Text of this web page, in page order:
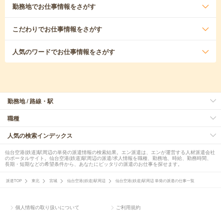
勤務地でお仕事情報をさがす
こだわりでお仕事情報をさがす
人気のワードでお仕事情報をさがす
勤務地 / 路線・駅
職種
人気の検索インデックス
仙台空港(鉄道)駅周辺の単発の派遣情報の検索結果。エン派遣は、エンが運営する人材派遣会社
のポータルサイト。仙台空港(鉄道)駅周辺の派遣/求人情報を職種、勤務地、時給、勤務時間、
長期・短期などの希望条件から、あなたにピッタリの派遣のお仕事を探せます。
派遣TOP 東北 宮城 仙台空港(鉄道)駅周辺 仙台空港(鉄道)駅周辺 単発の派遣の仕事一覧
個人情報の取り扱いについて ご利用規約